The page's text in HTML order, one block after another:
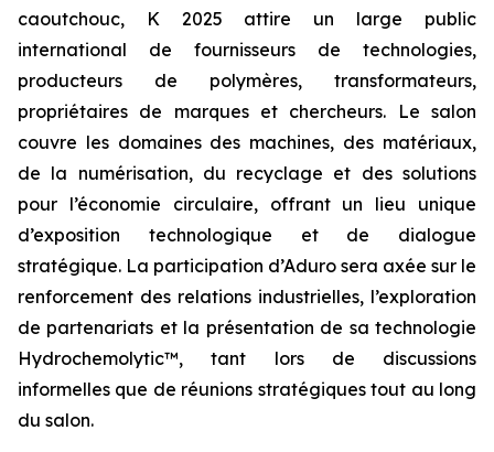
caoutchouc, K 2025 attire un large public
international de fournisseurs de technologies,
producteurs de polymères, transformateurs,
propriétaires de marques et chercheurs. Le salon
couvre les domaines des machines, des matériaux,
de la numérisation, du recyclage et des solutions
pour l’économie circulaire, offrant un lieu unique
d’exposition technologique et de dialogue
stratégique. La participation d’Aduro sera axée sur le
renforcement des relations industrielles, l’exploration
de partenariats et la présentation de sa technologie
Hydrochemolytic™, tant lors de discussions
informelles que de réunions stratégiques tout au long
du salon.